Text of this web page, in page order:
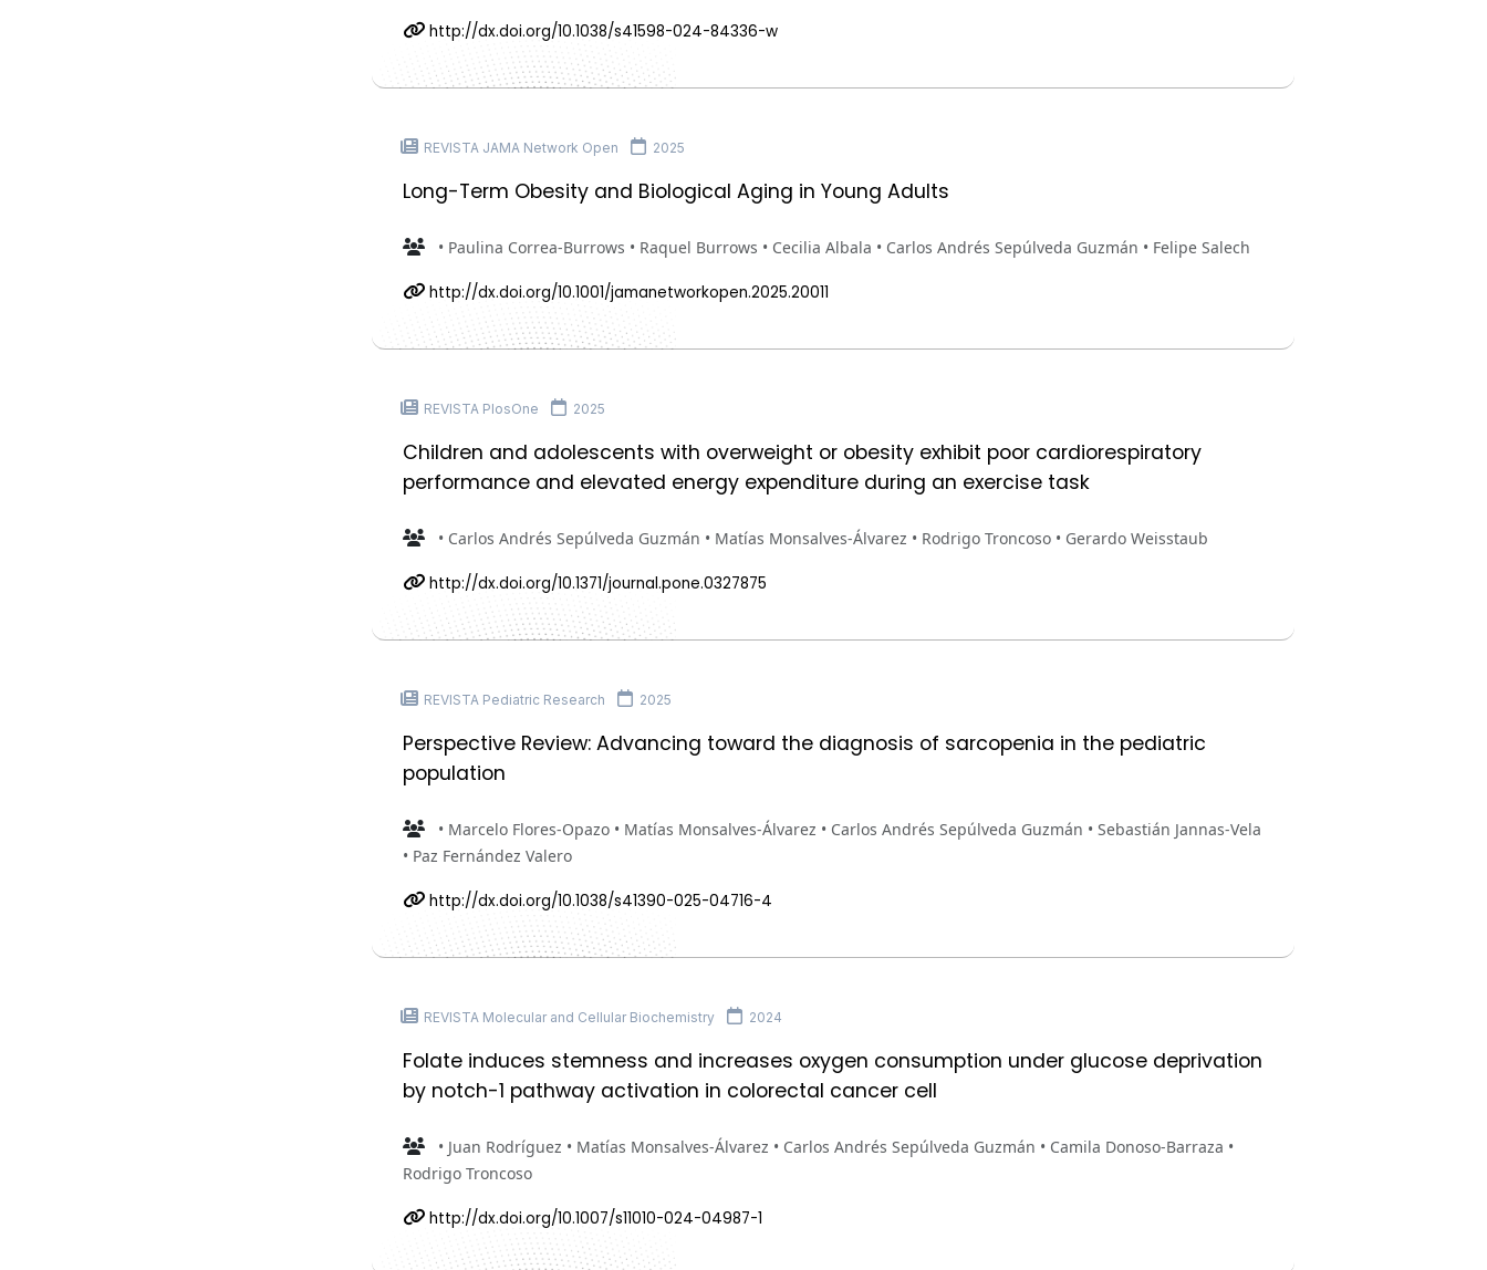
http://dx.doi.org/10.1038/s41598-024-84336-w
REVISTA JAMA Network Open 2025
Long-Term Obesity and Biological Aging in Young Adults
• Paulina Correa-Burrows • Raquel Burrows • Cecilia Albala • Carlos Andrés Sepúlveda Guzmán • Felipe Salech
http://dx.doi.org/10.1001/jamanetworkopen.2025.20011
REVISTA PlosOne 2025
Children and adolescents with overweight or obesity exhibit poor cardiorespiratory
performance and elevated energy expenditure during an exercise task
• Carlos Andrés Sepúlveda Guzmán • Matías Monsalves-Álvarez • Rodrigo Troncoso • Gerardo Weisstaub
http://dx.doi.org/10.1371/journal.pone.0327875
REVISTA Pediatric Research 2025
Perspective Review: Advancing toward the diagnosis of sarcopenia in the pediatric
population
• Marcelo Flores-Opazo • Matías Monsalves-Álvarez • Carlos Andrés Sepúlveda Guzmán • Sebastián Jannas-Vela
• Paz Fernández Valero
http://dx.doi.org/10.1038/s41390-025-04716-4
REVISTA Molecular and Cellular Biochemistry 2024
Folate induces stemness and increases oxygen consumption under glucose deprivation
by notch-1 pathway activation in colorectal cancer cell
• Juan Rodríguez • Matías Monsalves-Álvarez • Carlos Andrés Sepúlveda Guzmán • Camila Donoso-Barraza •
Rodrigo Troncoso
http://dx.doi.org/10.1007/s11010-024-04987-1